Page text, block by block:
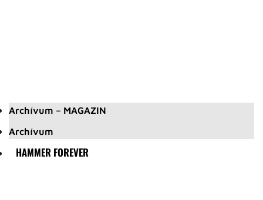
Archívum – MAGAZIN
Archívum
HAMMER FOREVER